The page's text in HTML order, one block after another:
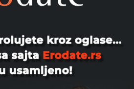
Sexylady18, 27
uzivamo. Obozavam strast i kad ...
Beograd